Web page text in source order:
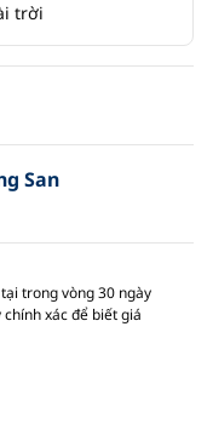
trời
1
San
trong vòng 30 ngày
xác để biết giá